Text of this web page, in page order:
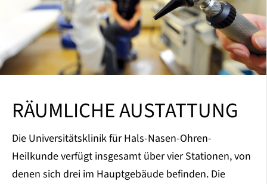
RÄUMLICHE AUSTATTUNG
Die Universitätsklinik für Hals-Nasen-Ohren-
Heilkunde verfügt insgesamt über vier Stationen, von
denen sich drei im Hauptgebäude befinden. Die